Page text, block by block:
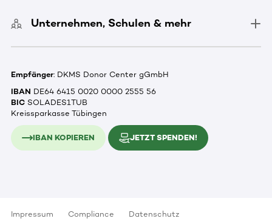
Unternehmen, Schulen & mehr
Empfänger: DKMS Donor Center gGmbH
IBAN DE64 6415 0020 0000 2555 56
BIC SOLADES1TUB
Kreissparkasse Tübingen
IBAN KOPIEREN JETZT SPENDEN!
Impressum Compliance Datenschutz